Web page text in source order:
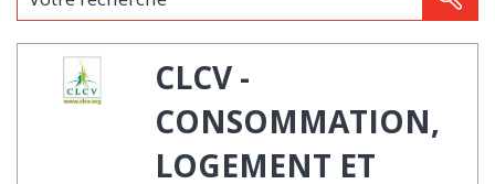
CLCV -
CONSOMMATION,
LOGEMENT ET